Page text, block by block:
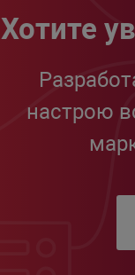
Хотите
настрою